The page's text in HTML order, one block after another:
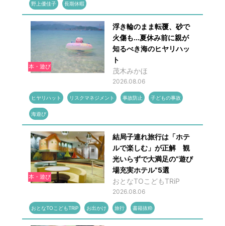
野上優佳子 長期休暇
本・遊び
浮き輪のまま転覆、砂で
火傷も...夏休み前に親が
知るべき海のヒヤリハッ
ト
茂木みかほ
2026.08.06
ヒヤリハット リスクマネジメント 事故防止 子どもの事故
海遊び
本・遊び
結局子連れ旅行は「ホテ
ルで楽しむ」が正解 観
光いらずで大満足の“遊び
場充実ホテル”5選
おとなTOこどもTRiP
2026.08.06
おとなTOこどもTRiP お出かけ 旅行 書籍抜粋